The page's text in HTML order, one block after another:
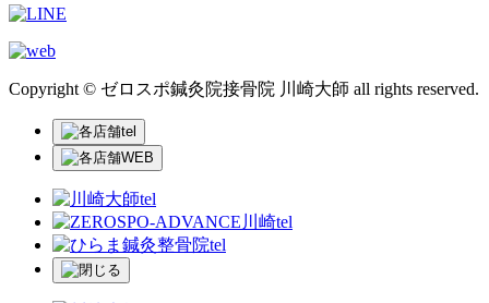
Copyright © ゼロスポ鍼灸院接骨院 川崎大師 all rights reserved.